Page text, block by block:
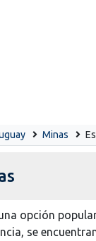
Minas
opción
se